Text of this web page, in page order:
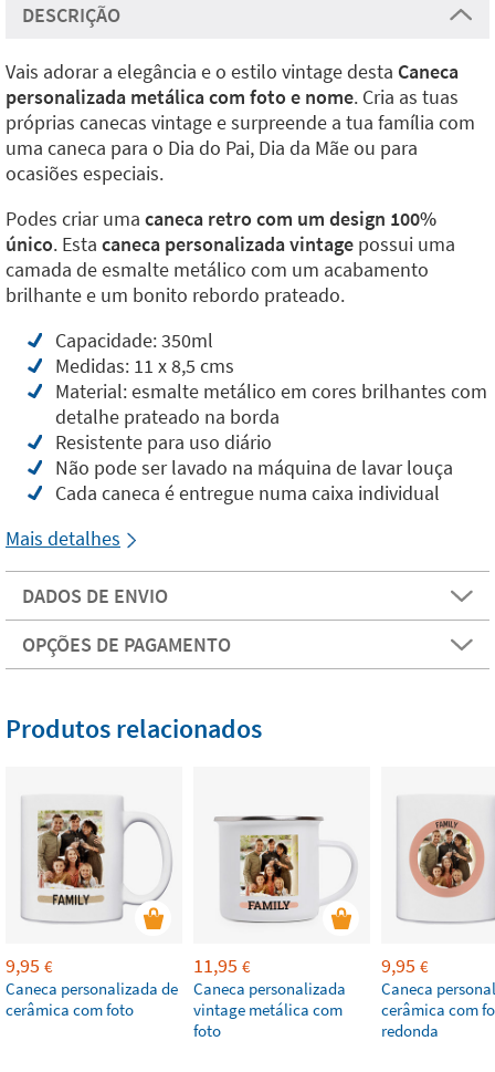
DESCRIÇÃO
Vais adorar a elegância e o estilo vintage desta Caneca
personalizada metálica com foto e nome. Cria as tuas
próprias canecas vintage e surpreende a tua família com
uma caneca para o Dia do Pai, Dia da Mãe ou para
ocasiões especiais.
Podes criar uma caneca retro com um design 100%
único. Esta caneca personalizada vintage possui uma
camada de esmalte metálico com um acabamento
brilhante e um bonito rebordo prateado.
Capacidade: 350ml
Medidas: 11 x 8,5 cms
Material: esmalte metálico em cores brilhantes com
detalhe prateado na borda
Resistente para uso diário
Não pode ser lavado na máquina de lavar louça
Cada caneca é entregue numa caixa individual
Mais detalhes
DADOS DE ENVIO
OPÇÕES DE PAGAMENTO
Produtos relacionados
9,95 €
Caneca personalizada de
cerâmica com foto
11,95 €
Caneca personalizada
vintage metálica com
foto
9,95 €
Caneca
cerâmica com
redonda